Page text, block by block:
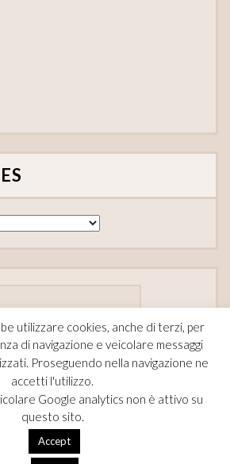
utilizzare cookies, anche di terzi, per
di navigazione e veicolare messaggi
Proseguendo nella navigazione ne
accetti l'utilizzo.
Google analytics non è attivo su
questo sito.
Accept